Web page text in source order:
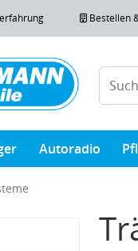
Bestellen
Autoradio